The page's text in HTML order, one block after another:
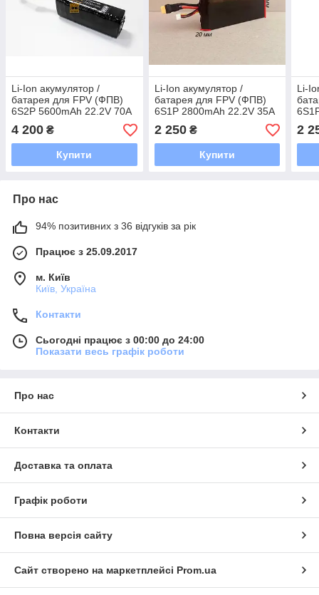
Li-Ion акумулятор /
батарея для FPV (ФПВ)
6S2P 5600mAh 22.2V 70A
18650 Sony/Murata VTC5D
або Mоlicell P28А
4 200 ₴
Купити
Li-Ion акумулятор /
батарея для FPV (ФПВ)
6S1P 2800mAh 22.2V 35A
18650 Sony/Murata VTC5D
або Molicell P28A
2 250₴
Купити
Li-
або
2
Про нас
94% позитивних з 36 відгуків за рік
Працює з 25.09.2017
м. Київ
Київ, Україна
Контакти
Сьогодні працює з 00:00 до 24:00
Показати весь графік роботи
Про нас
Контакти
Доставка та оплата
Графік роботи
Повна версія сайту
Сайт створено на маркетплейсі Prom.ua